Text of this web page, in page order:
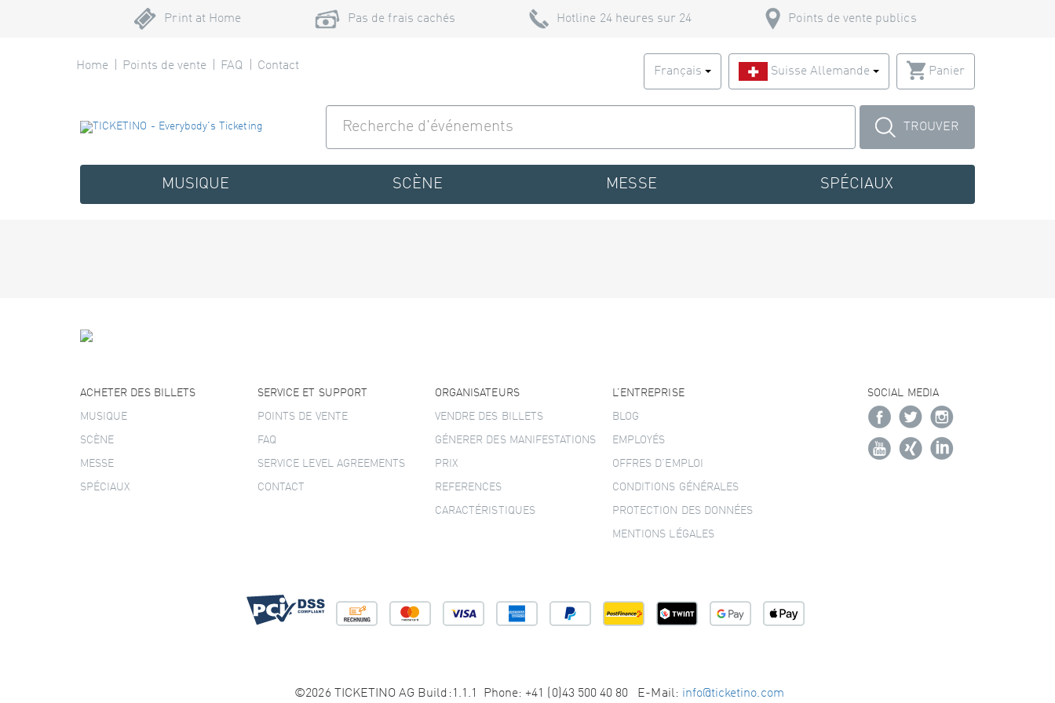
Print at Home Pas de frais cachés Hotline 24 heures sur 24 Points de vente publics
Home Points de vente FAQ Contact Français Suisse Allemande Panier
TROUVER
MUSIQUE SCÈNE MESSE SPÉCIAUX
ACHETER DES BILLETS
MUSIQUE
SCÈNE
MESSE
SPÉCIAUX
SERVICE ET SUPPORT
POINTS DE VENTE
FAQ
SERVICE LEVEL AGREEMENTS
CONTACT
ORGANISATEURS
VENDRE DES BILLETS
GÉNERER DES MANIFESTATIONS
PRIX
REFERENCES
CARACTÉRISTIQUES
L’ENTREPRISE
BLOG
EMPLOYÉS
OFFRES D’EMPLOI
CONDITIONS GÉNÉRALES
PROTECTION DES DONNÉES
MENTIONS LÉGALES
SOCIAL MEDIA
©2026 TICKETINO AG Build:1.1.1 Phone: +41 (0)43 500 40 80 E-Mail: info@ticketino.com